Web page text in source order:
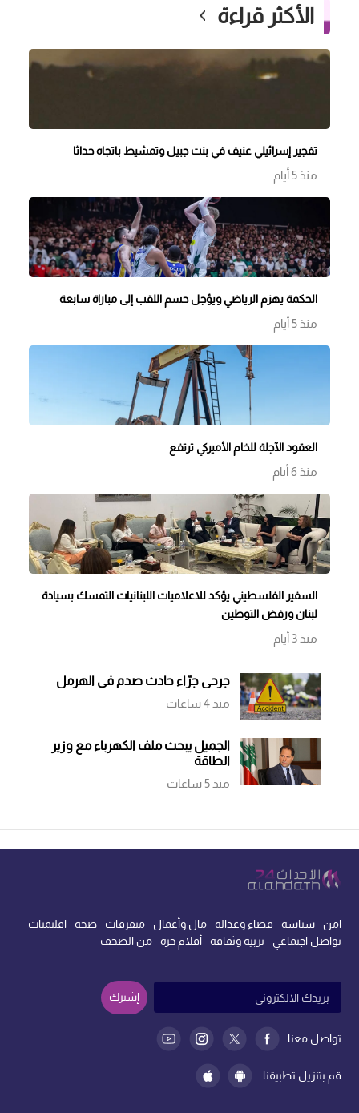
الأكثر قراءة
تفجير إسرائيلي عنيف في بنت جبيل وتمشيط باتجاه حداثا
منذ 5 أيام
الحكمة يهزم الرياضي ويؤجل حسم اللقب إلى مباراة سابعة
منذ 5 أيام
العقود الآجلة للخام الأميركي ترتفع
منذ 6 أيام
السفير الفلسطيني يؤكد للاعلاميات اللبنانيات التمسك بسيادة
لبنان ورفض التوطين
منذ 3 أيام
جرحى جرّاء حادث صدم في الهرمل
منذ 4 ساعات
الجميل يبحث ملف الكهرباء مع وزير
الطاقة
منذ 5 ساعات
امن سياسة قضاء وعدالة مال وأعمال متفرقات صحة
اقليميات
تواصل اجتماعي
تربية وثقافة أقلام حرة من الصحف
قم بتنزيل تطبيقنا
تواصل معنا
إشترك